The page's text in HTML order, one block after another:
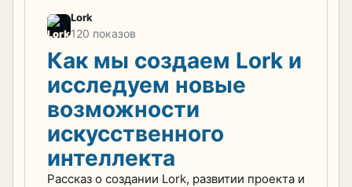
Lork
120 показов
Как мы создаем Lork и
исследуем новые
возможности
искусственного
интеллекта
Рассказ о создании Lork, развитии проекта и